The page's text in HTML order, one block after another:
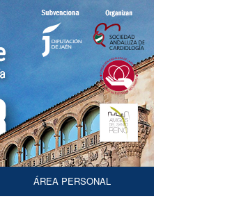
ÁREA PERSONAL